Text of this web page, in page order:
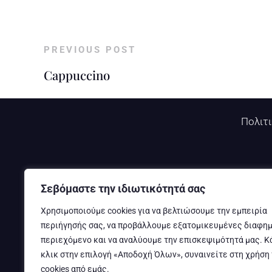
Σεβόμαστε την ιδιωτικότητά σας
Χρησιμοποιούμε cookies για να βελτιώσουμε την εμπειρία
περιήγησής σας, να προβάλλουμε εξατομικευμένες
περιεχόμενο και να αναλύουμε την επισκεψιμότητά μας.
κλικ στην επιλογή «Αποδοχή Όλων», συναινείτε στη
cookies από εμάς.
PREVIOUS POST
Cappuccino